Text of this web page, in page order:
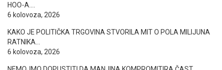
HOO-A….
6 kolovoza, 2026
KAKO JE POLITIČKA TRGOVINA STVORILA MIT O POLA MILIJUNA
RATNIKA…
6 kolovoza, 2026